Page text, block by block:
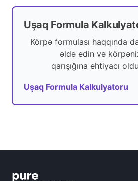
Uşaq Formula
Körpə formulası haqqında
əldə edin və
qarışığına ehtiyacı
Uşaq Formula Kalkulyatoru